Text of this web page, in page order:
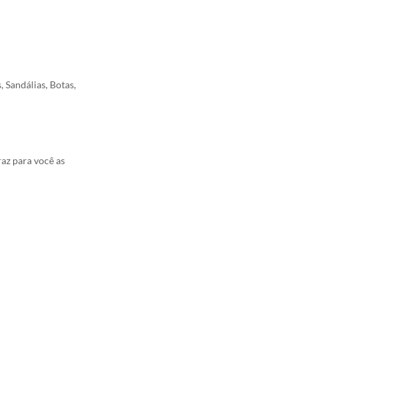
Botas,
para você as